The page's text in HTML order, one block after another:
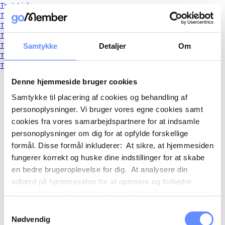
Samtykke Detaljer Om
Denne hjemmeside bruger cookies
Samtykke til placering af cookies og behandling af
personoplysninger. Vi bruger vores egne cookies samt
cookies fra vores samarbejdspartnere for at indsamle
personoplysninger om dig for at opfylde forskellige
formål. Disse formål inkluderer: At sikre, at hjemmesiden
fungerer korrekt og huske dine indstillinger for at skabe
en bedre brugeroplevelse for dig. At analysere din
adfærd på hjemmesiden for at optimere og forbedre
på vores hjemmeside. Vi kan også videregive
Nødvendig
Text Link
Text Link
Text Link
Text Link
Text Link
Text Link
Text Link